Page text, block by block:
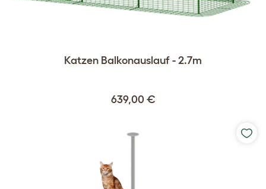
Katzen Balkonauslauf - 2.7m
639,00 €